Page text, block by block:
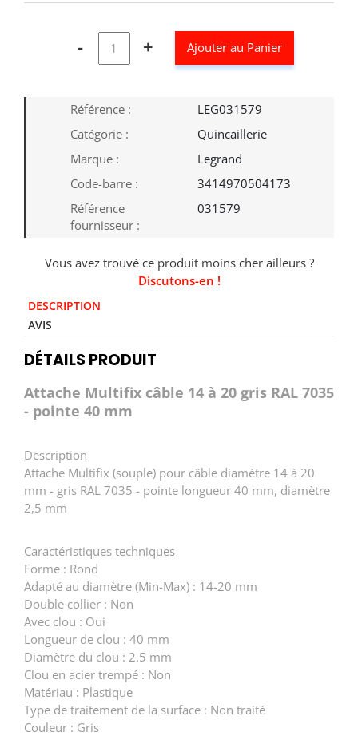
- + Ajouter au Panier
Référence :
LEG031579
Catégorie :
Quincaillerie
Marque :
Legrand
Code-barre :
3414970504173
Référence
fournisseur :
031579
Vous avez trouvé ce produit moins cher ailleurs ?
Discutons-en !
DESCRIPTION
AVIS
DÉTAILS PRODUIT
Attache Multifix câble 14 à 20 gris RAL 7035
- pointe 40 mm
Description
Attache Multifix (souple) pour câble diamètre 14 à 20
mm - gris RAL 7035 - pointe longueur 40 mm, diamètre
2,5 mm
Caractéristiques techniques
Forme : Rond
Adapté au diamètre (Min-Max) : 14-20 mm
Double collier : Non
Avec clou : Oui
Longueur de clou : 40 mm
Diamètre du clou : 2.5 mm
Clou en acier trempé : Non
Matériau : Plastique
Type de traitement de la surface : Non traité
Couleur : Gris